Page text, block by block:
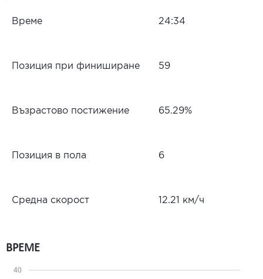
Време 24:34
Позиция при финиширане 59
Възрастово постижение 65.29%
Позиция в пола 6
Средна скорост 12.21 км/ч
ВРЕМЕ
40